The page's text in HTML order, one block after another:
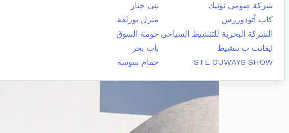
شركة صومي نوتيك
بني خيار
كاب أتودوررس
منزل بوزلفة
الشركة البحرية للتنشيط السياحي حومة السوق
ايفانت ب تنشيط
باب بحر
STE OUWAYS SHOW
حمام سوسة